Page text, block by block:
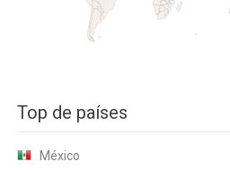
Top de países
México